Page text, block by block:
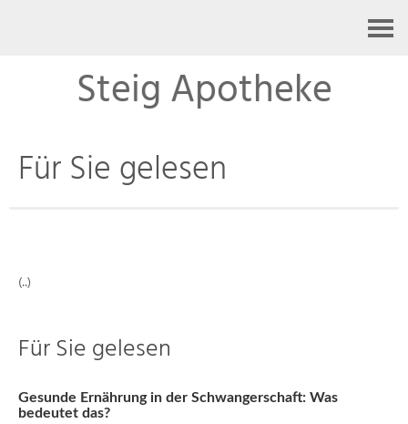
Steig Apotheke
Für Sie gelesen
(..)
Für Sie gelesen
Gesunde Ernährung in der Schwangerschaft: Was
bedeutet das?